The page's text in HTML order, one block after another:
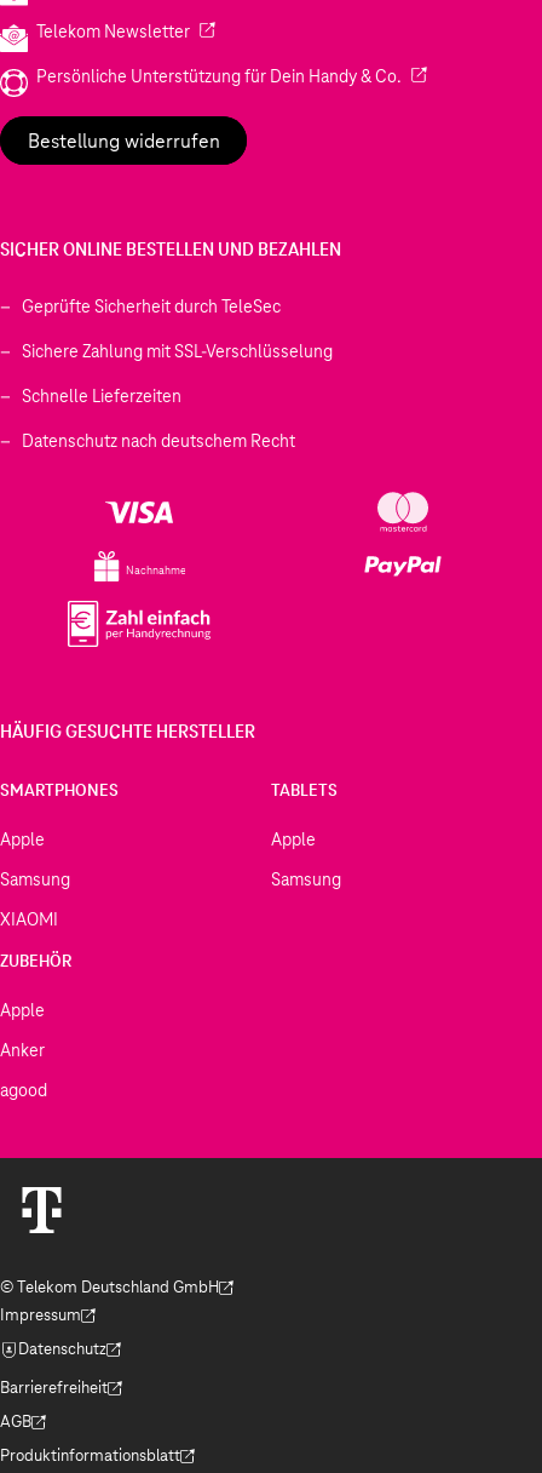
Telekom Newsletter(Wird in einem neuen Tab geöffnet)
Persönliche Unterstützung für Dein Handy & Co. (Wird in einem
Bestellung widerrufen
SICHER ONLINE BESTELLEN UND BEZAHLEN
Geprüfte Sicherheit durch TeleSec
Sichere Zahlung mit SSL-Verschlüsselung
Schnelle Lieferzeiten
Datenschutz nach deutschem Recht
Nachnahme
HÄUFIG GESUCHTE HERSTELLER
SMARTPHONES
Apple
Samsung
XIAOMI
TABLETS
Apple
Samsung
ZUBEHÖR
Apple
Anker
agood
© Telekom Deutschland GmbH
(Der Link wird in einem neuen Tab geöffnet)
Impressum
(Der Link wird in einem neuen Tab geöffnet)
Datenschutz
(Der Link wird in einem neuen Tab geöffnet)
Barrierefreiheit
(Der Link wird in einem neuen Tab geöffnet)
AGB
(Der Link wird in einem neuen Tab geöffnet)
Produktinformationsblatt
(Der Link wird in einem neuen Tab geöffnet)